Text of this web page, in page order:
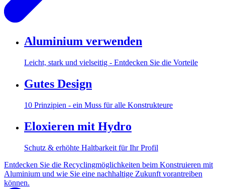
Aluminium verwenden
Leicht, stark und vielseitig - Entdecken Sie die Vorteile
Gutes Design
10 Prinzipien - ein Muss für alle Konstrukteure
Eloxieren mit Hydro
Schutz & erhöhte Haltbarkeit für Ihr Profil
Entdecken Sie die Recyclingmöglichkeiten beim Konstruieren mit
Aluminium und wie Sie eine nachhaltige Zukunft vorantreiben
können.